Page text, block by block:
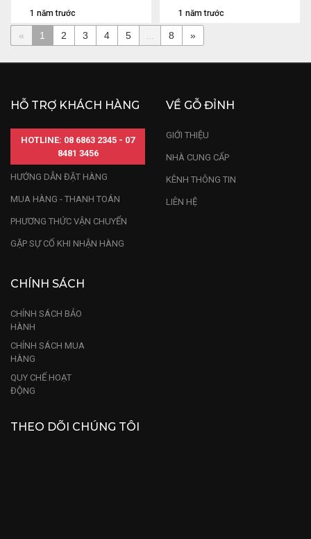
1 năm trước 1 năm trước
« 1 2 3 4 5 8 »
HỖ TRỢ KHÁCH HÀNG
HOTLINE: 08 6863 2345 - 07
8481 3456
HƯỚNG DẪN ĐẶT HÀNG
MUA HÀNG - THANH TOÁN
PHƯƠNG THỨC VẬN CHUYỂN
GẶP SỰ CỐ KHI NHẬN HÀNG
VỀ GỖ ĐỈNH
GIỚI THIỆU
NHÀ CUNG CẤP
KÊNH THÔNG TIN
LIÊN HỆ
CHÍNH SÁCH
CHÍNH SÁCH BẢO
HÀNH
CHÍNH SÁCH MUA
HÀNG
QUY CHẾ HOẠT
ĐỘNG
THEO DÕI CHÚNG TÔI